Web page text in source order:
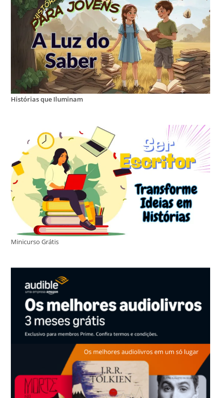
Histórias que Iluminam
Minicurso Grátis